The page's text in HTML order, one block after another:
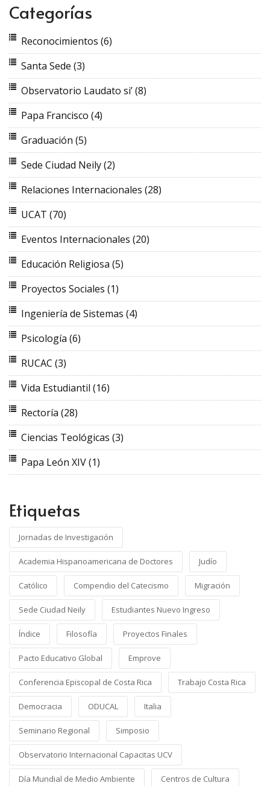
Categorías
Reconocimientos (6)
Santa Sede (3)
Observatorio Laudato si’(8)
Papa Francisco (4)
Graduación (5)
Sede Ciudad Neily(2)
Relaciones Internacionales (28)
UCAT (70)
Eventos Internacionales (20)
Educación Religiosa (5)
Proyectos Sociales (1)
Ingeniería de Sistemas (4)
Psicología (6)
RUCAC (3)
Vida Estudiantil (16)
Rectoría (28)
Ciencias Teológicas (3)
Papa León XIV(1)
Etiquetas
Jornadas de Investigación
Academia Hispanoamericana de Doctores Judío
Católico Compendio del Catecismo Migración
Sede Ciudad Neily Estudiantes Nuevo Ingreso
Índice Filosofía Proyectos Finales
Pacto Educativo Global Emprove
Conferencia Episcopal de Costa Rica Trabajo Costa Rica
Democracia ODUCAL Italia
Seminario Regional Simposio
Observatorio Internacional Capacitas UCV
Día Mundial de Medio Ambiente Centros de Cultura